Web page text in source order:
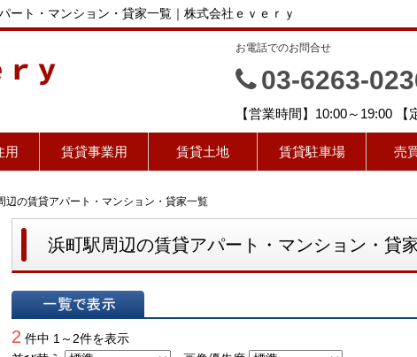
ート・マンション・貸家一覧｜株式会社ｅｖｅｒｙ
ｙ
お電話でのお問合せ
03-6263-
【営業時間】10:00～19:00
用 賃貸事業用 賃貸土地 賃貸駐車場 売
辺の賃貸アパート・マンション・貸家一覧
浜町駅周辺の賃貸アパート・マンション・貸
2 件中 1～2件を表示